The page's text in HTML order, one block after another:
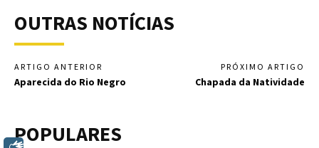
OUTRAS NOTÍCIAS
ARTIGO ANTERIOR
Aparecida do Rio Negro
PRÓXIMO ARTIGO
Chapada da Natividade
POPULARES